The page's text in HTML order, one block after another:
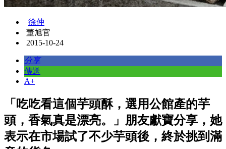
徐仲
董旭官
2015-10-24
分享
傳送
A+
「吃吃看這個芋頭酥，選用公館產的芋
頭，香氣真是漂亮。」朋友獻寶分享，她
表示在市場試了不少芋頭後，終於挑到滿